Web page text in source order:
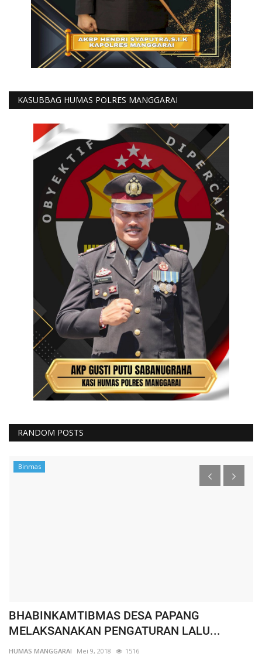
KASUBBAG HUMAS POLRES MANGGARAI
RANDOM POSTS
Binmas
BHABINKAMTIBMAS DESA PAPANG
MELAKSANAKAN PENGATURAN LALU...
HUMAS MANGGARAI Mei 9, 2018 1516